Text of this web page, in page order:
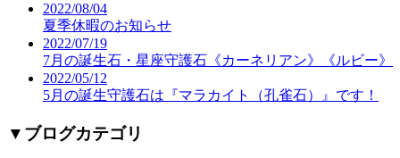
2022/08/04
夏季休暇のお知らせ
2022/07/19
7月の誕生石・星座守護石《カーネリアン》《ルビー》
2022/05/12
5月の誕生守護石は『マラカイト（孔雀石）』です！
▼ ブログカテゴリ